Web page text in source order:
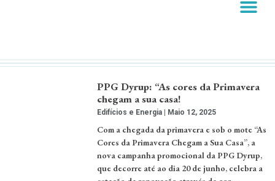
PPG Dyrup: “As cores da Primavera
chegam a sua casa!
Edifícios e Energia Maio 12, 2025
Com a chegada da primavera e sob o mote “As
Cores da Primavera Chegam a Sua Casa”, a
nova campanha promocional da PPG Dyrup,
que decorre até ao dia 20 de junho, celebra a